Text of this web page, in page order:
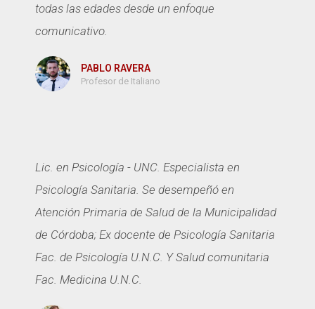
todas las edades desde un enfoque
comunicativo.
PABLO RAVERA
Profesor de Italiano
Lic. en Psicología - UNC. Especialista en
Psicología Sanitaria. Se desempeñó en
Atención Primaria de Salud de la Municipalidad
de Córdoba; Ex docente de Psicología Sanitaria
Fac. de Psicología U.N.C. Y Salud comunitaria
Fac. Medicina U.N.C.